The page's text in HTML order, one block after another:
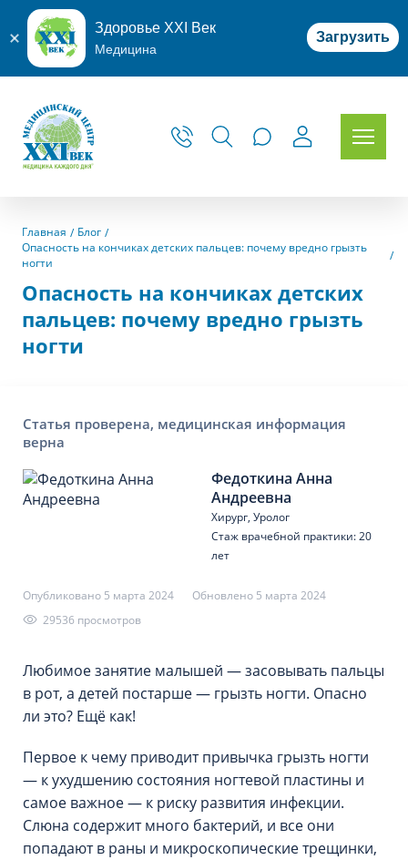
Здоровье XXI Век
Медицина
Загрузить
Главная
Блог
Опасность на кончиках детских пальцев: почему вредно грызть
ногти
Опасность на кончиках детских
пальцев: почему вредно грызть
ногти
Статья проверена, медицинская информация
верна
Федоткина Анна
Андреевна
Хирург, Уролог
Стаж врачебной практики: 20
лет
Опубликовано 5 марта 2024
Обновлено 5 марта 2024
29536 просмотров
Любимое занятие малышей — засовывать пальцы
в рот, а детей постарше — грызть ногти. Опасно
ли это? Ещё как!
Первое к чему приводит привычка грызть ногти
— к ухудшению состояния ногтевой пластины и
самое важное — к риску развития инфекции.
Слюна содержит много бактерий, и все они
попадают в раны и микроскопические трещинки,